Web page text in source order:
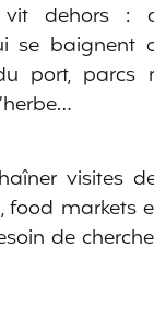
dehors :
se baignent
port, parcs
visites
food markets
de